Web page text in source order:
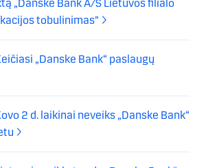
„Danske Bank A/S Lietuvos filialo
tobulinimas”
„Danske Bank“ paslaugų
2 d. laikinai neveiks „Danske Bank“